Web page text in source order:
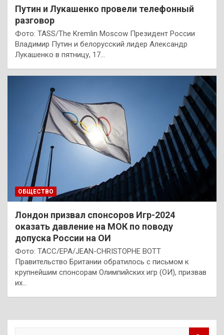
Путин и Лукашенко провели телефонный
разговор
Фото: TASS/The Kremlin Moscow Президент России
Владимир Путин и белорусский лидер Александр
Лукашенко в пятницу, 17…
ОБЩЕСТВО
Лондон призвал спонсоров Игр-2024
оказать давление на МОК по поводу
допуска России на ОИ
Фото: ТАСС/EPA/JEAN-CHRISTOPHE BOTT
Правительство Британии обратилось с письмом к
крупнейшим спонсорам Олимпийских игр (ОИ), призвав
их…